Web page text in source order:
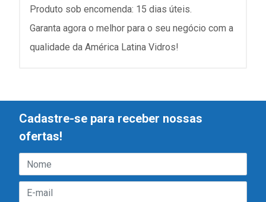
Produto sob encomenda: 15 dias úteis.
Garanta agora o melhor para o seu negócio com a
qualidade da América Latina Vidros!
Cadastre-se para receber nossas
ofertas!